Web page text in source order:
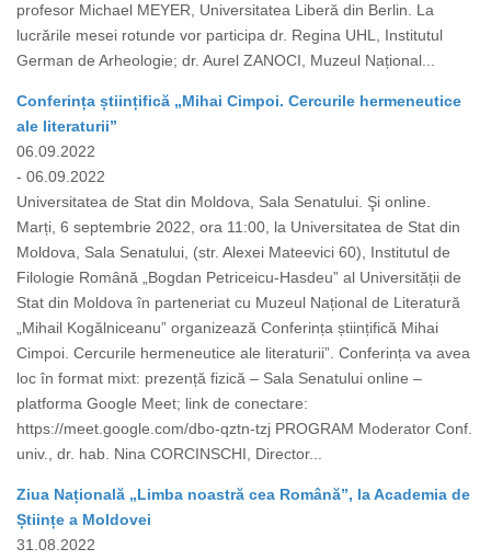
profesor Michael MEYER, Universitatea Liberă din Berlin. La
lucrările mesei rotunde vor participa dr. Regina UHL, Institutul
German de Arheologie; dr. Aurel ZANOCI, Muzeul Național...
Conferința științifică „Mihai Cimpoi. Cercurile hermeneutice
ale literaturii”
06.09.2022
- 06.09.2022
Universitatea de Stat din Moldova, Sala Senatului. Şi online.
Marți, 6 septembrie 2022, ora 11:00, la Universitatea de Stat din
Moldova, Sala Senatului, (str. Alexei Mateevici 60), Institutul de
Filologie Română „Bogdan Petriceicu-Hasdeu” al Universității de
Stat din Moldova în parteneriat cu Muzeul Național de Literatură
„Mihail Kogălniceanu” organizează Conferința științifică Mihai
Cimpoi. Cercurile hermeneutice ale literaturii”. Conferința va avea
loc în format mixt: prezență fizică – Sala Senatului online –
platforma Google Meet; link de conectare:
https://meet.google.com/dbo-qztn-tzj PROGRAM Moderator Conf.
univ., dr. hab. Nina CORCINSCHI, Director...
Ziua Națională „Limba noastră cea Română”, la Academia de
Științe a Moldovei
31.08.2022